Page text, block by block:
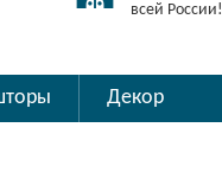
всей России!
Декор